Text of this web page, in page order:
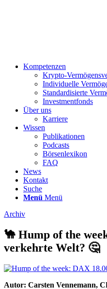
Kompetenzen
Krypto-
Individuelle
Standardisierte
Investmentfonds
Über uns
Karriere
Wissen
Publikationen
Podcasts
Börsenlexikon
FAQ
News
Kontakt
Suche
Menü Menü
Archiv
🐪 Hump of the
verkehrte Welt? 🤔
Autor: Carsten Vennemann,